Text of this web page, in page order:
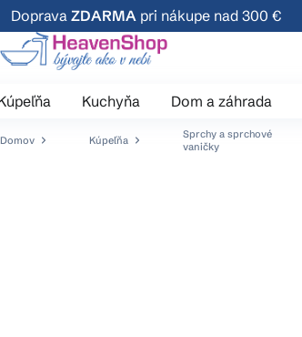
Prejsť
na
obsah
Doprava ZDARMA pri nákupe nad 300 €
Kuchyňa Dom a záhrada
Domov Kúpeľňa
Sprchy a sprchové
vaničky